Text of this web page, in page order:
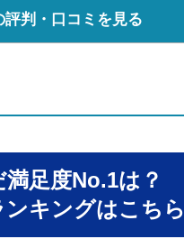
判・口コミを見る
足度No.1は？
キングはこちら